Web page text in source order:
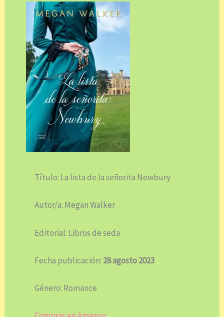
Título: La lista de la señorita Newbury
Autor/a: Megan Walker
Editorial: Libros de seda
Fecha publicación: 28 agosto 2023
Género: Romance